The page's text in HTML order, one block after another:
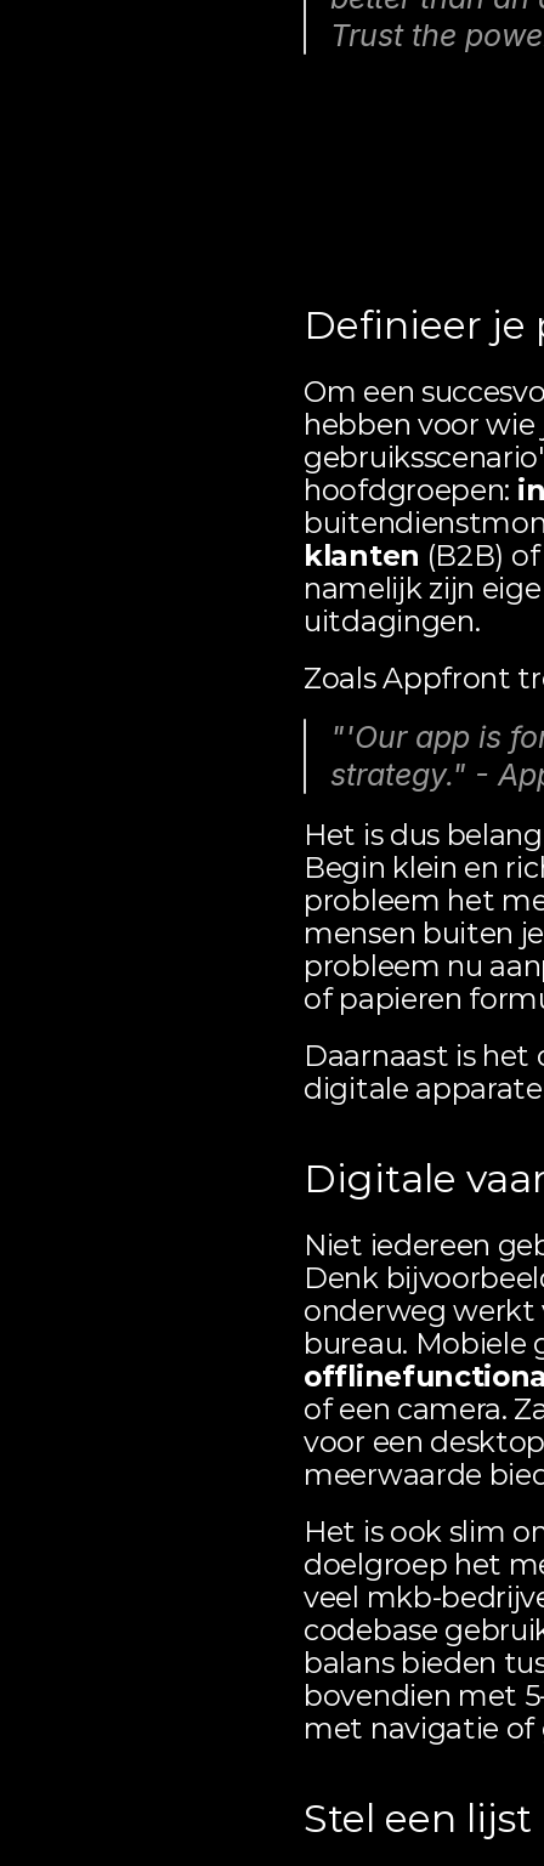
Trust the
Definieer je
Om een
hebben voor wie
hoofdgroepen:
klanten (B2B)
namelijk zijn
uitdagingen.
Zoals Appfront
"'Our app is
strategy." -
Het is dus
Begin klein en
probleem het
mensen buiten
probleem nu
of papieren
Daarnaast is
digitale
Digitale
Niet iedereen
Denk
onderweg werkt
of een camera.
voor een
meerwaarde
Het is ook slim
doelgroep het
veel mkb-
codebase
balans bieden
bovendien met
met navigatie of
Stel een